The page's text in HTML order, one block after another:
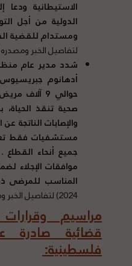
الاستيطانية ودعا
الدولية من أجل
ومستدام للقضية
لتفاصيل الخبر
شدد مدير عام
أدهانوم
حوالي 9 آلاف
صحية تنقذ
والإصابات الناتجة
مستشفيات فقط
جميع أنحاء القطاع .
موافقات الإجلاء
المناسب للمرضى
2024) لتفاصيل الخبر ومصدره الأصلي،
مراسيم
قضائية
فلسطينية: